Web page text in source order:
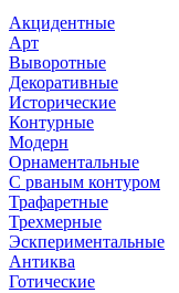
Акцидентные
Арт
Выворотные
Декоративные
Исторические
Контурные
Модерн
Орнаментальные
С рваным контуром
Трафаретные
Трехмерные
Эскпериментальные
Антиква
Готические